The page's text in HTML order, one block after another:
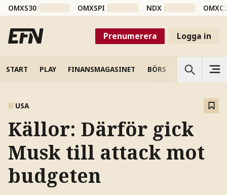
OMXS30 OMXSPI NDX
Prenumerera Logga in
START PLAY FINANSMAGASINET BÖRS VETENSKAP
USA
Källor: Därför gick
Musk till attack mot
budgeten